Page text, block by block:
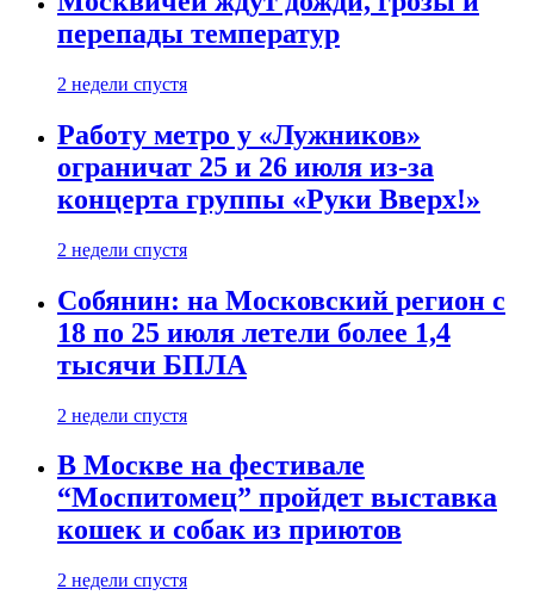
перепады температур
2 недели спустя
Работу метро у «Лужников»
ограничат 25 и 26 июля из-за
концерта группы «Руки Вверх!»
2 недели спустя
Собянин: на Московский регион с
18 по 25 июля летели более 1,4
тысячи БПЛА
2 недели спустя
В Москве на фестивале
“Моспитомец” пройдет выставка
кошек и собак из приютов
2 недели спустя